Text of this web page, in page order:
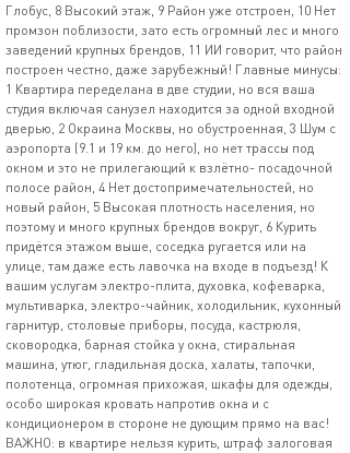
Глобус, 8 Высокий этаж, 9 Район уже отстроен, 10 Нет
промзон поблизости, зато есть огромный лес и много
заведений крупных брендов, 11 ИИ говорит, что район
построен честно, даже зарубежный! Главные минусы:
1 Квартира переделана в две студии, но вся ваша
студия включая санузел находится за одной входной
дверью, 2 Окраина Москвы, но обустроенная, 3 Шум с
аэропорта (9.1 и 19 км. до него), но нет трассы под
окном и это не прилегающий к взлётно- посадочной
полосе район, 4 Нет достопримечательностей, но
новый район, 5 Высокая плотность населения, но
поэтому и много крупных брендов вокруг, 6 Курить
придётся этажом выше, соседка ругается или на
улице, там даже есть лавочка на входе в подъезд! К
вашим услугам электро-плита, духовка, кофеварка,
мультиварка, электро-чайник, холодильник, кухонный
гарнитур, столовые приборы, посуда, кастрюля,
сковородка, барная стойка у окна, стиральная
машина, утюг, гладильная доска, халаты, тапочки,
полотенца, огромная прихожая, шкафы для одежды,
особо широкая кровать напротив окна и с
кондиционером в стороне не дующим прямо на вас!
ВАЖНО: в квартире нельзя курить, штраф залоговая